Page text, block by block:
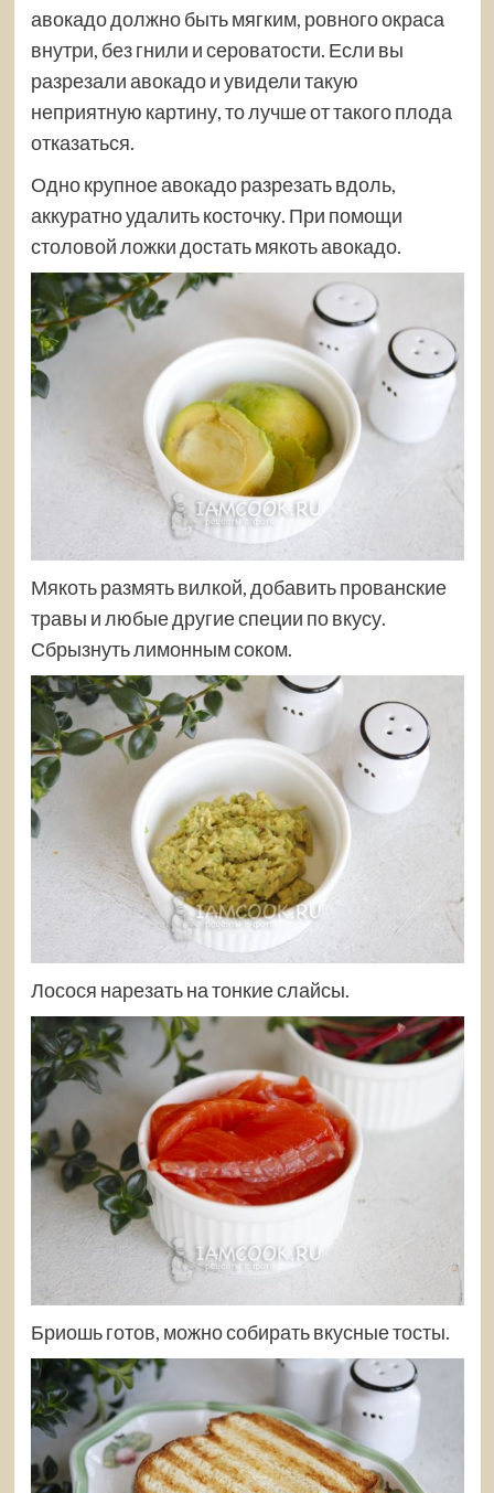
авокадо должно быть мягким, ровного окраса
внутри, без гнили и сероватости. Если вы
разрезали авокадо и увидели такую
неприятную картину, то лучше от такого плода
отказаться.
Одно крупное авокадо разрезать вдоль,
аккуратно удалить косточку. При помощи
столовой ложки достать мякоть авокадо.
Мякоть размять вилкой, добавить прованские
травы и любые другие специи по вкусу.
Сбрызнуть лимонным соком.
Лосося нарезать на тонкие слайсы.
Бриошь готов, можно собирать вкусные тосты.